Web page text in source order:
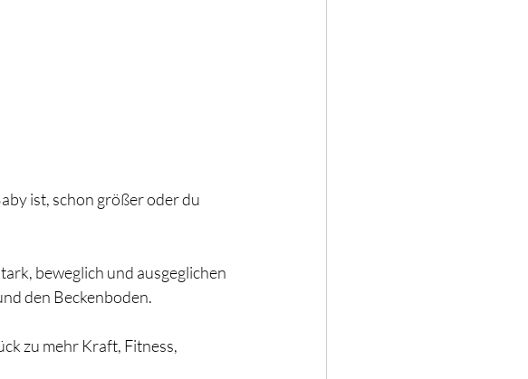
ist, schon größer oder du
beweglich und ausgeglichen
den Beckenboden.
zu mehr Kraft, Fitness,